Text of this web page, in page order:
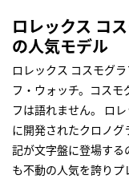
ロレックス コ
の人気モデル
ロレックス コスモグ
フ・ウォッチ。コス
フは語れません。 ロ
に開発されたクロノグ
記が文字盤に登場す
も不動の人気を誇り